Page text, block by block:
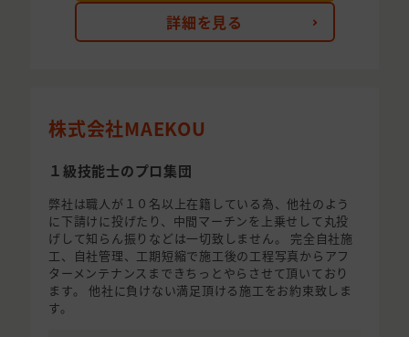
詳細を見る
株式会社MAEKOU
１級技能士のプロ集団
弊社は職人が１０名以上在籍している為、他社のよう
に下請けに投げたり、中間マーチンを上乗せして丸投
げして知らん振りなどは一切致しません。 完全自社施
工、自社管理、工期短縮で施工後の工程写真からアフ
ターメンテナンスまできちっとやらさせて頂いており
ます。 他社に負けない満足頂ける施工をお約束致しま
す。